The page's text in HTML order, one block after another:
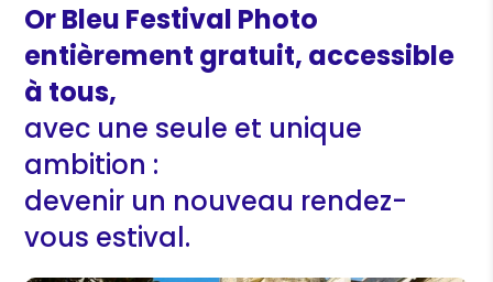
Or Bleu Festival Photo
entièrement gratuit, accessible
à tous,
avec une seule et unique
ambition :
devenir un nouveau rendez-
vous estival.